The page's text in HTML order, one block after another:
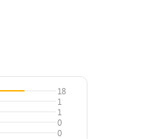
18
1
1
0
0